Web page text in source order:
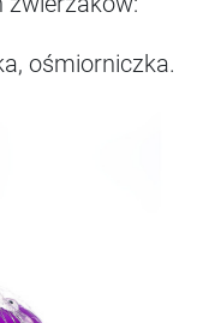
ośmiorniczka.